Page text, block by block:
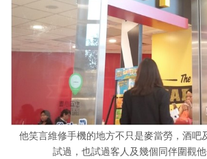
他笑言維修手機的地方不只是麥當勞，酒吧
試過，也試過客人及幾個同伴圍觀他